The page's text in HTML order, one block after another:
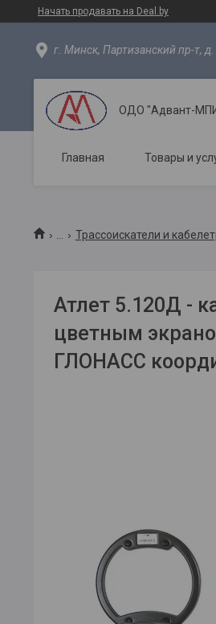
Начать продавать на Deal.by
г. Минск, Партизанский пр-т,
ОДО "Адвант-
Главная Товары и
Трассоискатели и
Атлет 5.120Д -
цветным
ГЛОНАСС